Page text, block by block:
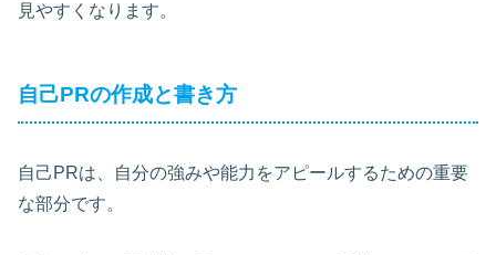
見やすくなります。
自己PRの作成と書き方
自己PRは、自分の強みや能力をアピールするための重要
な部分です。